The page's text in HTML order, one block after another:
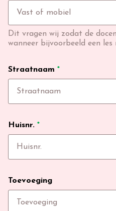
Dit vragen wij zodat de
wanneer bijvoorbeeld een
Straatnaam *
Huisnr. *
Toevoeging